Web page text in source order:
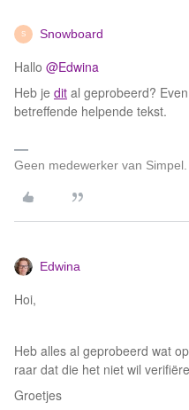
S Snowboard
Hallo @Edwina
Heb je dit al geprobeerd?
betreffende helpende tekst.
Geen medewerker van Simpel.
Edwina
Hoi,
Heb alles al geprobeerd wat
raar dat die het niet wil
Groetjes